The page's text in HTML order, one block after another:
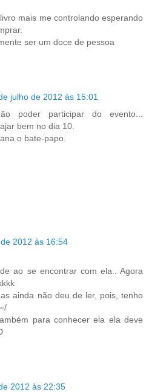
mais me controlando esperando
ser um doce de pessoa
julho de 2012 às 15:01
poder participar do evento...
bem no dia 10.
o bate-papo.
2012 às 16:54
ao se encontrar com ela.. Agora
ainda não deu de ler, pois, tenho
para conhecer ela ela deve
2012 às 22:35